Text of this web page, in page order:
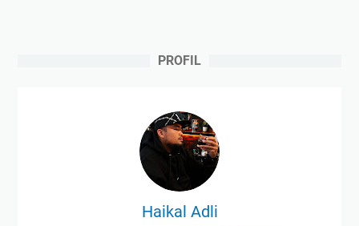
PROFIL
Haikal Adli